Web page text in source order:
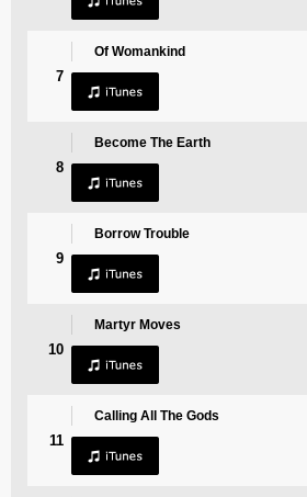
7
Of Womankind
8
Become The Earth
9
Borrow Trouble
10
Martyr Moves
11
Calling All The Gods